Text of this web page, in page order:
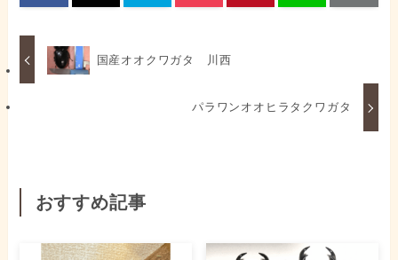
国産オオクワガタ 川西
パラワンオオヒラタクワガタ
おすすめ記事